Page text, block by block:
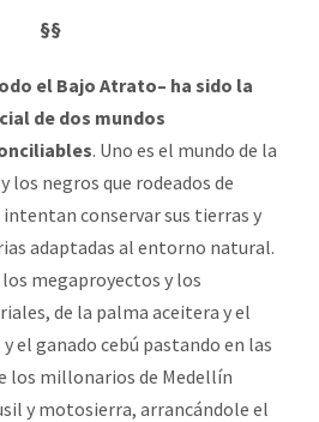
§§
el Bajo Atrato– ha sido la
de dos mundos
. Uno es el mundo de la
los negros que rodeados de
conservar sus tierras y
adaptadas al entorno natural.
megaproyectos y los
de la palma aceitera y el
el ganado cebú pastando en las
los millonarios de Medellín
y motosierra, arrancándole el